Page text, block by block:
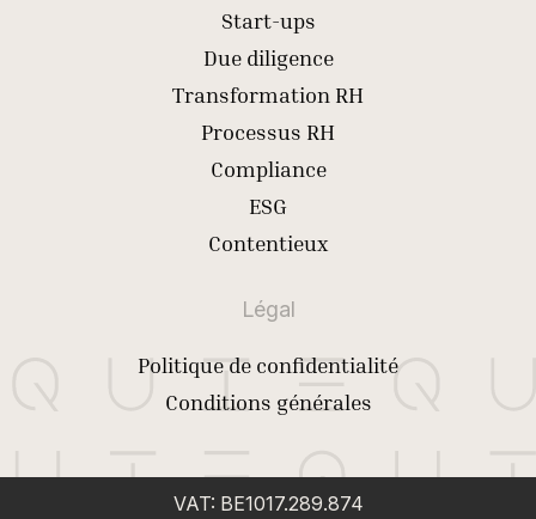
Start-ups
Due diligence
Transformation RH
Processus RH
Compliance
ESG
Contentieux
Légal
Politique de confidentialité
Conditions générales
VAT: BE1017.289.874